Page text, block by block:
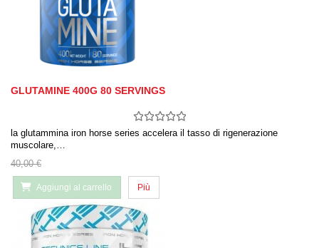
GLUTAMINE 400G 80 SERVINGS
la glutammina iron horse series accelera il tasso di rigenerazione
muscolare,…
40,00 €
Aggiungi al carrello Più